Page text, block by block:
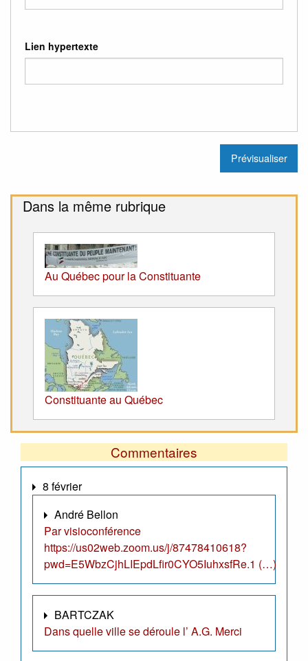
Lien hypertexte
Dans la même rubrique
Au Québec pour la Constituante
Constituante au Québec
Commentaires
8 février
André Bellon
Par visioconférence
https://us02web.zoom.us/j/87478410618?
pwd=E5WbzCjhLIEpdLfir0CYO5IuhxsfRe.1 (…)
BARTCZAK
Dans quelle ville se déroule l’ A.G. Merci